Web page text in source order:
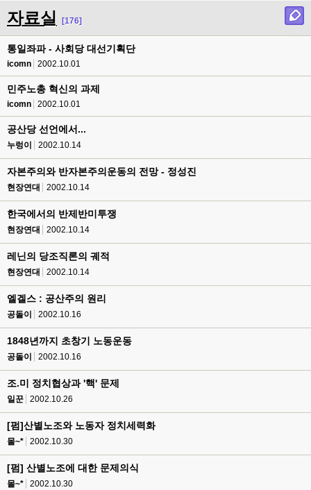
자료실 [176]
통일좌파 - 사회당 대선기획단
icomn 2002.10.01
민주노총 혁신의 과제
icomn 2002.10.01
공산당 선언에서...
누렁이 2002.10.14
자본주의와 반자본주의운동의 전망 - 정성진
현장연대 2002.10.14
한국에서의 반제반미투쟁
현장연대 2002.10.14
레닌의 당조직론의 궤적
현장연대 2002.10.14
엘겔스 : 공산주의 원리
공돌이 2002.10.16
1848년까지 초창기 노동운동
공돌이 2002.10.16
조.미 정치협상과 '핵' 문제
일꾼 2002.10.26
[펌]산별노조와 노동자 정치세력화
몰~* 2002.10.30
[펌] 산별노조에 대한 문제의식
몰~* 2002.10.30